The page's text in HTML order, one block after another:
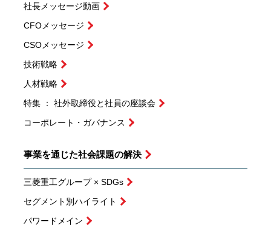
社長メッセージ動画
CFOメッセージ
CSOメッセージ
技術戦略
人材戦略
特集 ： 社外取締役と社員の座談会
コーポレート・ガバナンス
事業を通じた社会課題の解決
三菱重工グループ × SDGs
セグメント別ハイライト
パワードメイン